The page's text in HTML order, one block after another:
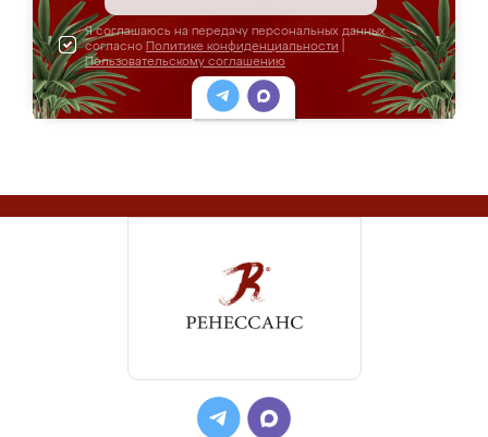
Я соглашаюсь на передачу персональных данных
согласно Политике конфиденциальности
Пользовательскому соглашению